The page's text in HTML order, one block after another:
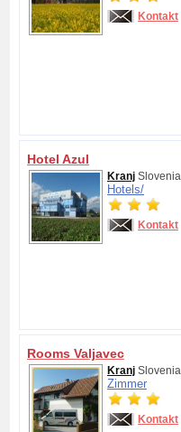
Kontakt
Hotel Azul
Kranj Slovenia
Hotels/
Kontakt
Rooms Valjavec
Kranj Slovenia
Zimmer
Kontakt